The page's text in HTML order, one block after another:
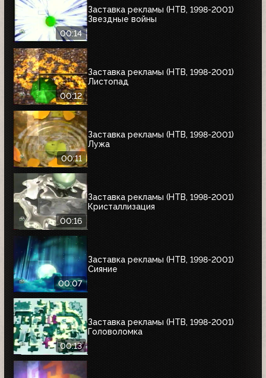
00:14
Заставка рекламы (НТВ, 1998-2001)
Звездные войны
00:12
Заставка рекламы (НТВ, 1998-2001)
Листопад
00:11
Заставка рекламы (НТВ, 1998-2001)
Лужа
00:16
Заставка рекламы (НТВ, 1998-2001)
Кристаллизация
00:07
Заставка рекламы (НТВ, 1998-2001)
Сияние
00:13
Заставка рекламы (НТВ, 1998-2001)
Головоломка